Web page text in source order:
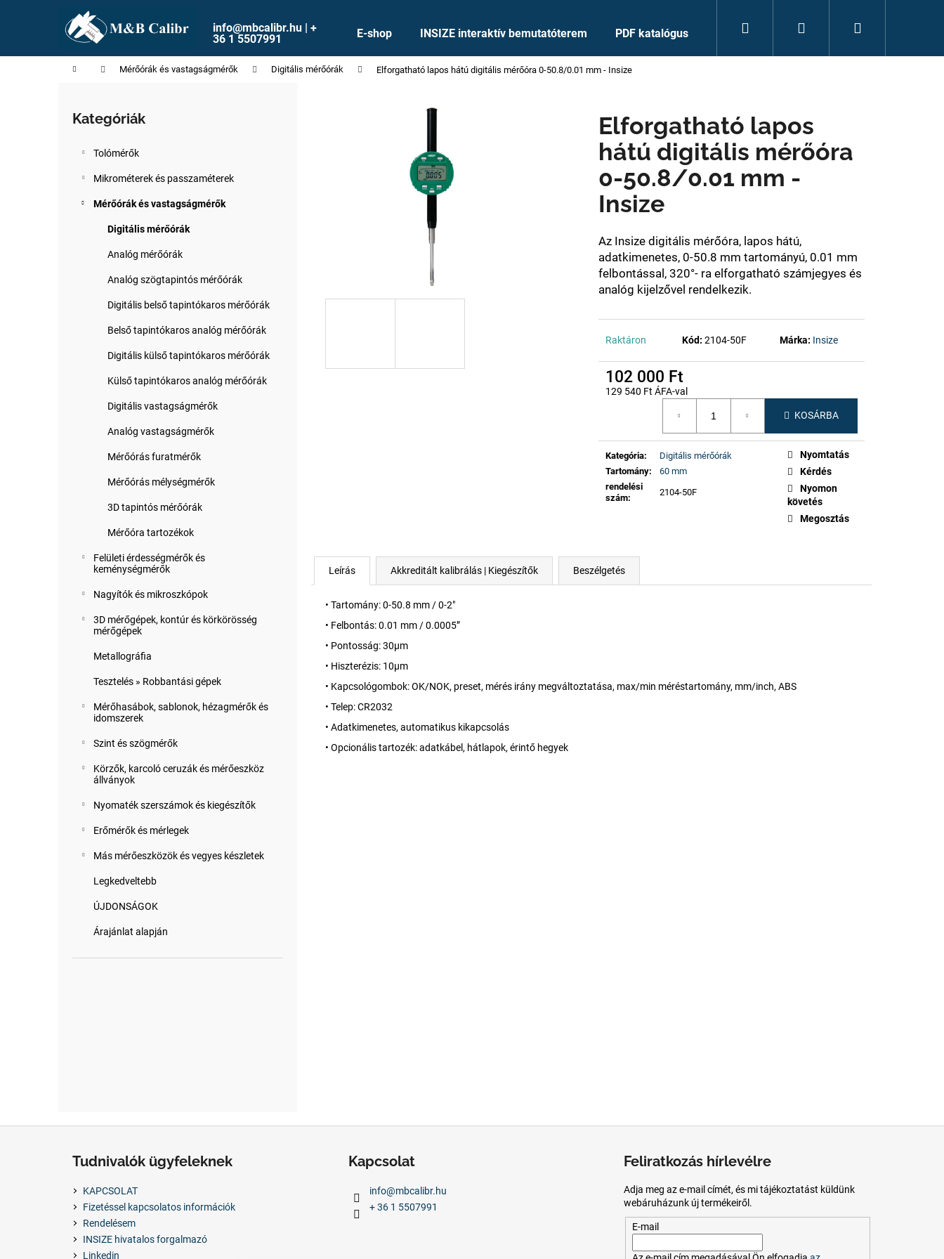
info@mbcalibr.hu | +
36 1 5507991
E-shop INSIZE interaktív bemutatóterem PDF katalógus Keresés Bejelentkezés
KezdőlapMérőórák és vastagságmérők Digitális mérőórák Elforgatható lapos hátú digitális mérőóra 0-50.8/0.01 mm - Insize
Kategóriák
átugrása
Kategóriák
Tolómérők
Mikrométerek és passzaméterek
Mérőórák és vastagságmérők
Digitális mérőórák
Analóg mérőórák
Analóg szögtapintós mérőórák
Digitális belső tapintókaros mérőórák
Belső tapintókaros analóg mérőórák
Digitális külső tapintókaros mérőórák
Külső tapintókaros analóg mérőórák
Digitális vastagságmérők
Analóg vastagságmérők
Mérőórás furatmérők
Mérőórás mélységmérők
3D tapintós mérőórák
Mérőóra tartozékok
Felületi érdességmérők és
keménységmérők
Nagyítók és mikroszkópok
3D mérőgépek, kontúr és körkörösség
mérőgépek
Metallográfia
Tesztelés » Robbantási gépek
Mérőhasábok, sablonok, hézagmérők és
idomszerek
Szint és szögmérők
Körzők, karcoló ceruzák és mérőeszköz
állványok
Nyomaték szerszámok és kiegészítők
Erőmérők és mérlegek
Más mérőeszközök és vegyes készletek
Legkedveltebb
ÚJDONSÁGOK
Árajánlat alapján
Elforgatható lapos
hátú digitális mérőóra
0-50.8/0.01 mm -
Insize
Az Insize digitális mérőóra, lapos hátú,
adatkimenetes, 0-50.8 mm tartományú, 0.01 mm
felbontással, 320°- ra elforgatható számjegyes és
analóg kijelzővel rendelkezik.
Raktáron Kód: 2104-50F Márka: Insize
102 000 Ft
129 540 Ft ÁFA-val
KOSÁRBA
Kategória:
Digitális mérőórák
Tartomány:
60 mm
rendelési
szám:
2104-50F
Nyomtatás
Kérdés
Nyomon
követés
Megosztás
Leírás Akkreditált kalibrálás | Kiegészítők Beszélgetés
• Tartomány: 0-50.8 mm / 0-2"
• Felbontás: 0.01 mm / 0.0005”
• Pontosság: 30µm
• Hiszterézis: 10µm
• Kapcsológombok: OK/NOK, preset, mérés irány megváltoztatása, max/min méréstartomány, mm/inch, ABS
• Telep: CR2032
• Adatkimenetes, automatikus kikapcsolás
• Opcionális tartozék: adatkábel, hátlapok, érintő hegyek
á
Vissza
a boltba
Vissza
a boltba
Mit keres?
Ajánljuk
Tudnivalók ügyfeleknek
KAPCSOLAT
Fizetéssel kapcsolatos információk
Rendelésem
INSIZE hivatalos forgalmazó
Linkedin
Kapcsolat
info@mbcalibr.hu
+ 36 1 5507991
Feliratkozás hírlevélre
Adja meg az e-mail címét, és mi tájékoztatást küldünk
webáruházunk új termékeiről.
E-mail